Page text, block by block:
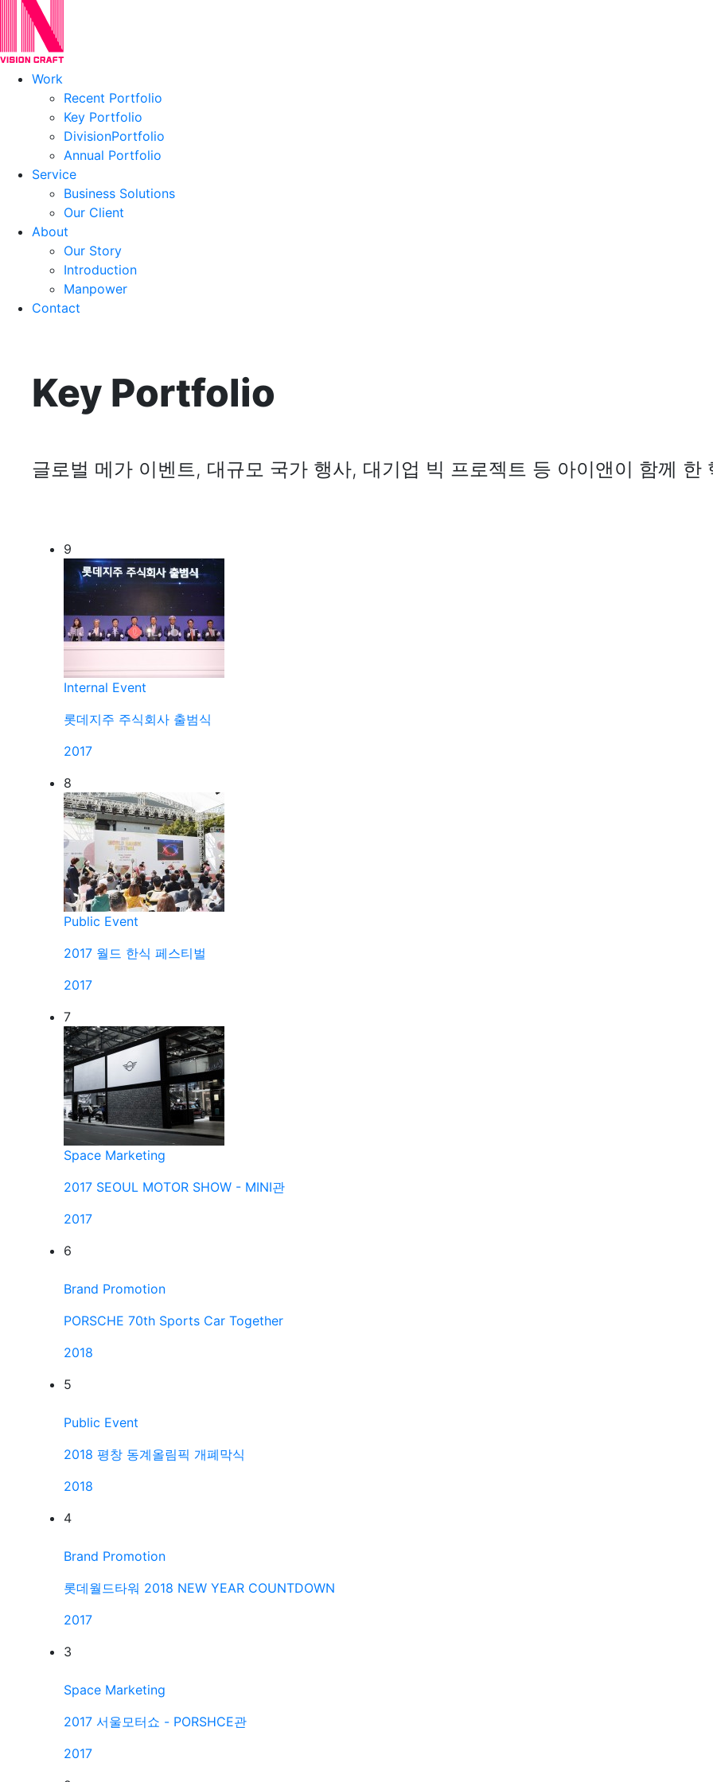
Work
Recent Portfolio
Key Portfolio
DivisionPortfolio
Annual Portfolio
Service
Business Solutions
Our Client
About
Our Story
Introduction
Manpower
Contact
Key Portfolio
글로벌 메가 이벤트, 대규모 국가 행사, 대기업 빅 프로젝트 등 아이앤이 함께 한
9
Internal Event
롯데지주 주식회사 출범식
2017
8
Public Event
2017 월드 한식 페스티벌
2017
7
Space Marketing
2017 SEOUL MOTOR SHOW - MINI관
2017
6
Brand Promotion
PORSCHE 70th Sports Car Together
2018
5
Public Event
2018 평창 동계올림픽 개폐막식
2018
4
Brand Promotion
롯데월드타워 2018 NEW YEAR COUNTDOWN
2017
3
Space Marketing
2017 서울모터쇼 - PORSHCE관
2017